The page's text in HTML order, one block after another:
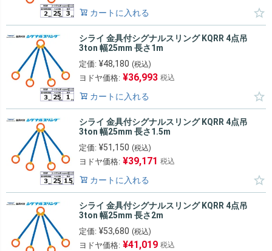
カートに入れる
シライ 金具付シグナルスリング KQRR 4点吊
3ton 幅25mm 長さ1m
定価: ¥48,180 (税込)
ヨドヤ価格: ¥36,993 税込
カートに入れる
シライ 金具付シグナルスリング KQRR 4点吊
3ton 幅25mm 長さ1.5m
定価: ¥51,150 (税込)
ヨドヤ価格: ¥39,171 税込
カートに入れる
シライ 金具付シグナルスリング KQRR 4点吊
3ton 幅25mm 長さ2m
定価: ¥53,680 (税込)
ヨドヤ価格: ¥41,019 税込